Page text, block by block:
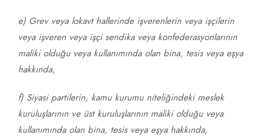
e) Grev veya lokavt hallerinde işverenlerin veya işçilerin
veya işveren veya işçi sendika veya konfederasyonlarının
maliki olduğu veya kullanımında olan bina, tesis veya eşya
hakkında,
f) Siyasi partilerin, kamu kurumu niteliğindeki meslek
kuruluşlarının ve üst kuruluşlarının maliki olduğu veya
kullanımında olan bina, tesis veya eşya hakkında,